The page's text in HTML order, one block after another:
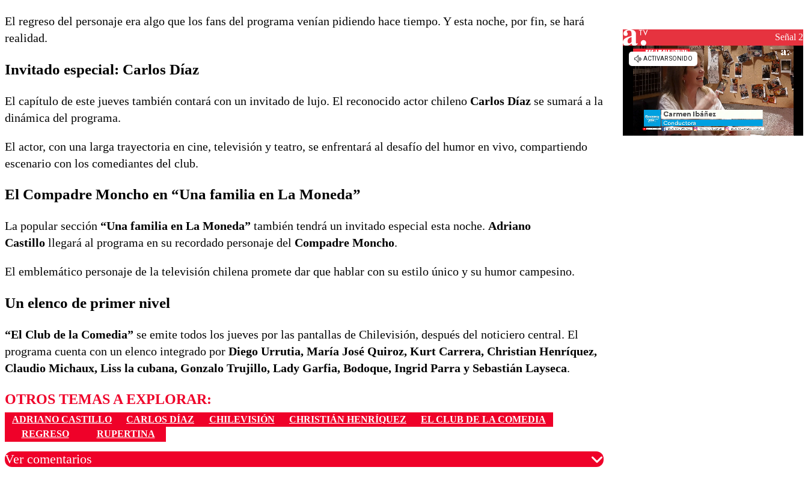
El regreso del personaje era algo que los fans del programa venían pidiendo hace tiempo. Y esta noche, por fin, se hará
realidad.
Invitado especial: Carlos Díaz
El capítulo de este jueves también contará con un invitado de lujo. El reconocido actor chileno Carlos Díaz se sumará a la
dinámica del programa.
El actor, con una larga trayectoria en cine, televisión y teatro, se enfrentará al desafío del humor en vivo, compartiendo
escenario con los comediantes del club.
El Compadre Moncho en “Una familia en La Moneda”
La popular sección “Una familia en La Moneda” también tendrá un invitado especial esta noche. Adriano
Castillo llegará al programa en su recordado personaje del Compadre Moncho.
El emblemático personaje de la televisión chilena promete dar que hablar con su estilo único y su humor campesino.
Un elenco de primer nivel
“El Club de la Comedia” se emite todos los jueves por las pantallas de Chilevisión, después del noticiero central. El
programa cuenta con un elenco integrado por Diego Urrutia, María José Quiroz, Kurt Carrera, Christian Henríquez,
Claudio Michaux, Liss la cubana, Gonzalo Trujillo, Lady Garfia, Bodoque, Ingrid Parra y Sebastián Layseca.
OTROS TEMAS A EXPLORAR:
ADRIANO CASTILLO CARLOS DÍAZ CHILEVISIÓN CHRISTIÁN HENRÍQUEZ
EL CLUB DE LA COMEDIA
REGRESO
RUPERTINA
Ver comentarios
reconstrucciónSeñal 2